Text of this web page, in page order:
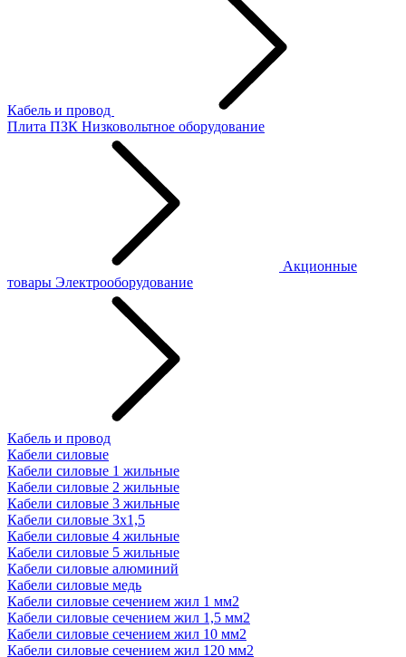
Кабель и провод
Плита ПЗК Низковольтное оборудование
Акционные
товары Электрооборудование
Кабель и провод
Кабели силовые
Кабели силовые 1 жильные
Кабели силовые 2 жильные
Кабели силовые 3 жильные
Кабели силовые 3х1,5
Кабели силовые 4 жильные
Кабели силовые 5 жильные
Кабели силовые алюминий
Кабели силовые медь
Кабели силовые сечением жил 1 мм2
Кабели силовые сечением жил 1,5 мм2
Кабели силовые сечением жил 10 мм2
Кабели силовые сечением жил 120 мм2